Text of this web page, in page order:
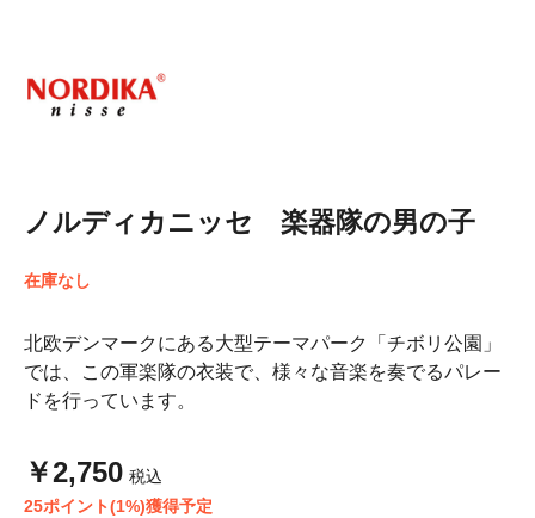
ノルディカニッセ 楽器隊の男の子
在庫なし
北欧デンマークにある大型テーマパーク「チボリ公園」
では、この軍楽隊の衣装で、様々な音楽を奏でるパレー
ドを行っています。
￥2,750 税込
25ポイント(1%)獲得予定